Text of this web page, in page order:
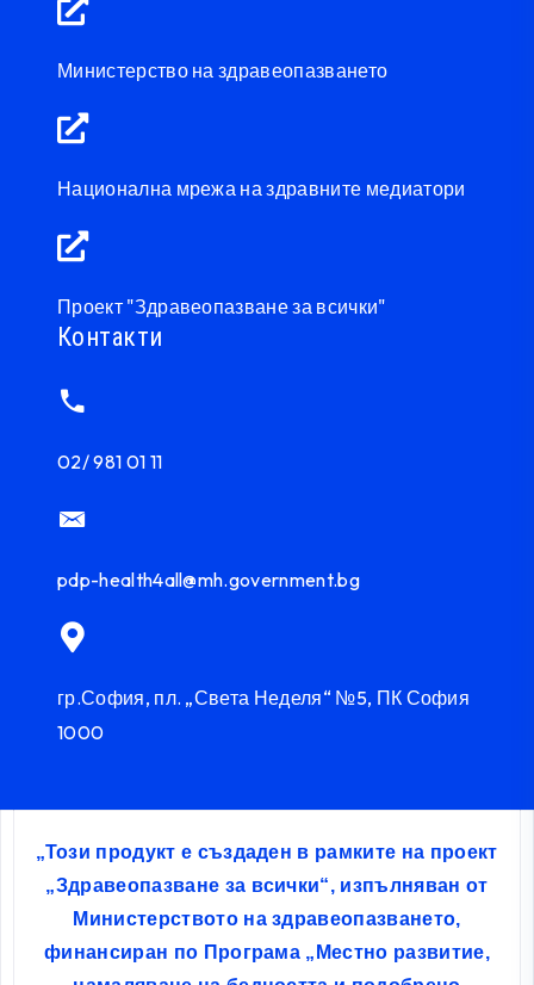
Министерство на здравеопазването
Национална мрежа на здравните медиатори
Проект "Здравеопазване за всички"
Контакти
02/ 981 01 11
pdp-health4all@mh.government.bg
гр.София, пл. „Света Неделя“ №5, ПК София
1000
„Този продукт е създаден в рамките на проект
„Здравеопазване за всички“, изпълняван от
Министерството на здравеопазването,
финансиран по Програма „Местно развитие,